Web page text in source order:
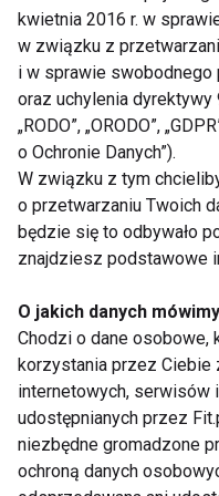
wsp.1992), jednak
kolejnych treningów
zwiększenie bólu.
Po pełnej restytucji
reagują już tak silnie
treningowe. Pierwszy
również treningi
do czynienia z DOMS,
do istotnego wzrostu
Po zakończeniu
ćwiczenia
Zapobiegawczo i
wykonywany jednak
przerwach między
kwietnia 2016 r. w
w związku z
i w sprawie swobodnego
oraz uchylenia
„RODO”, „ORODO”,
o Ochronie Danych”).
W związku z tym
o przetwarzaniu Twoich
będzie się to odbywało
znajdziesz podstawowe
O jakich danych
Chodzi o dane osobowe,
korzystania przez Ciebie
internetowych, serwisów
udostępnianych przez
niezbędne gromadzone
ochroną danych